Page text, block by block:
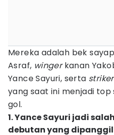
Mereka adalah bek
Asraf, wingerkanan
Yance Sayuri, serta striker
yang saat ini menjadi top
gol.
1. Yance Sayuri jadi
debutan yang dipanggil